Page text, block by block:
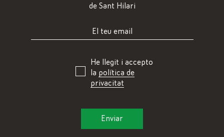
de Sant Hilari
He llegit i accepto
la política de
privacitat